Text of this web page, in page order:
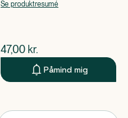
Se produktresumé
$nuværende pris
47,00 kr.
Påmind mig